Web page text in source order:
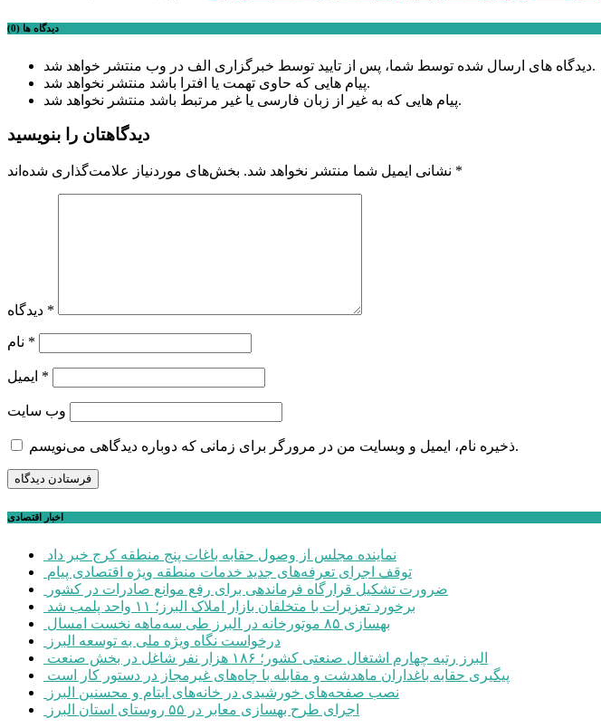
دیدگاه ها (0)
دیدگاه های ارسال شده توسط شما، پس از تایید توسط خبرگزاری الف در وب منتشر خواهد شد.
پیام هایی که حاوی تهمت یا افترا باشد منتشر نخواهد شد.
پیام هایی که به غیر از زبان فارسی یا غیر مرتبط باشد منتشر نخواهد شد.
دیدگاهتان را بنویسید
نشانی ایمیل شما منتشر نخواهد شد. *
*
*
*
وب‌ سایت
ذخیره نام، ایمیل و وبسایت من در مرورگر برای زمانی که دوباره دیدگاهی می‌نویسم.
اخبار اقتصادی
نماینده مجلس از وصول حقابه باغات پنج منطقه کرج خبر داد
توقف اجرای تعرفه‌های جدید خدمات منطقه ویژه اقتصادی پیام
ضرورت تشکیل قرارگاه فرماندهی برای رفع موانع صادرات در کشور
برخورد تعزیرات با متخلفان بازار املاک البرز؛ ۱۱ واحد پلمب شد
بهسازی ۸۵ موتورخانه در البرز طی سه‌ماهه نخست امسال
درخواست نگاه ویژه ملی به توسعه البرز
البرز رتبه چهارم اشتغال صنعتی کشور؛ ۱۸۶ هزار نفر شاغل در بخش صنعت
پیگیری حقابه باغداران ماهدشت و مقابله با چاه‌های غیرمجاز در دستور کار است
نصب صفحه‌های خورشیدی در خانه‌های ایتام و محسنین البرز
اجرای طرح بهسازی معابر در ۵۵ روستای استان البرز